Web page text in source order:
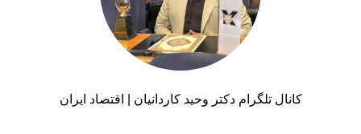
کانال تلگرام دکتر وحید کاردانیان | اقتصاد ایران